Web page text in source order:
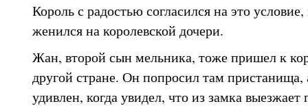
Король с радостью согласился на это
женился на королевской дочери.
Жан, второй сын мельника, тоже пришел к
другой стране. Он попросил там пристанища,
удивлен, когда увидел, что из замка выезжает